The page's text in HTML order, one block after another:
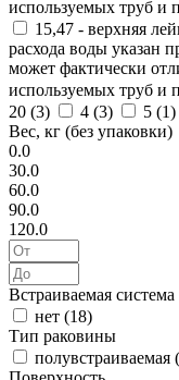
используемых труб и
15,47 - верхняя
расхода воды указан
может фактически
используемых труб и
20 (3) 4 (3) 5 (1)
Вес, кг (без упаковки)
0.0
30.0
60.0
90.0
120.0
Встраиваемая система
нет (18)
Тип раковины
полувстраиваемая (